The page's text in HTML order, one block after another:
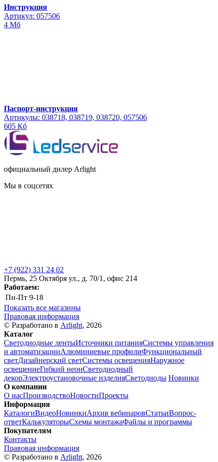
Инструкция
Артикул: 057506
4 Мб
Паспорт-инструкция
Артикулы: 038718, 038719, 038720, 057506
605 Кб
официальный дилер Arlight
Мы в соцсетях
+7 (922) 331 24 02
Пермь, 25 Октября ул., д. 70/1, офис 214
Работаем:
Пн-Пт 9-18
Показать все магазины
Правовая информация
© Разработано в Arlight, 2026
Каталог
Светодиодные лентыИсточники питанияСистемы управления
и автоматизацииАлюминиевые профилиФункциональный
светДизайнерский светСистемы освещенияНаружное
освещениеГибкий неонСветодиодный
декорЭлектроустановочные изделияСветодиоды Новинки
О компании
О насПроизводствоНовостиПроекты
Информация
КаталогиВидеоНовинкиАрхив вебинаровСтатьиВопрос-
ответКалькуляторыСхемы монтажаФайлы и программы
Покупателям
Контакты
Правовая информация
© Разработано в Arlight, 2026